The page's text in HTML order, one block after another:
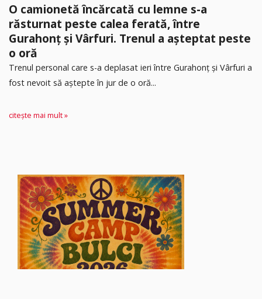
O camionetă încărcată cu lemne s-a
răsturnat peste calea ferată, între
Gurahonț și Vârfuri. Trenul a așteptat peste
o oră
Trenul personal care s-a deplasat ieri între Gurahonț și Vârfuri a
fost nevoit să aștepte în jur de o oră...
citește mai mult »